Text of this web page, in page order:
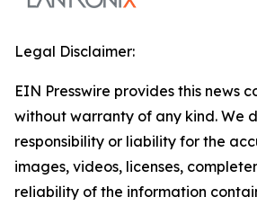
Legal Disclaimer:
EIN Presswire provides this news
without warranty of any kind. We
responsibility or liability for the
images, videos, licenses,
reliability of the information